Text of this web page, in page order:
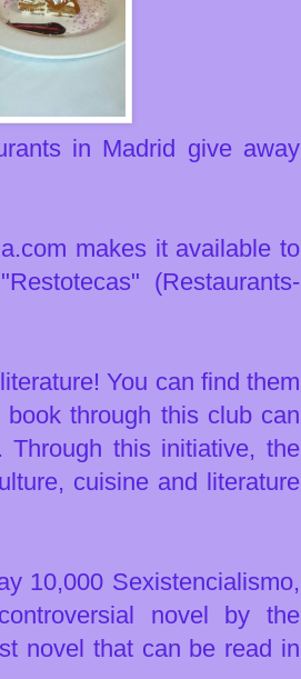
in Madrid give away
makes it available to
(Restaurants-
You can find them
through this club can
this initiative, the
cuisine and literature
10,000 Sexistencialismo,
novel by the
novel that can be read in